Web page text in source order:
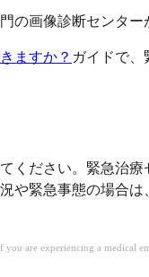
画像診断センター
ますか？ ガイドで、
ください。緊急治
や緊急事態の場合
are experiencing a medical